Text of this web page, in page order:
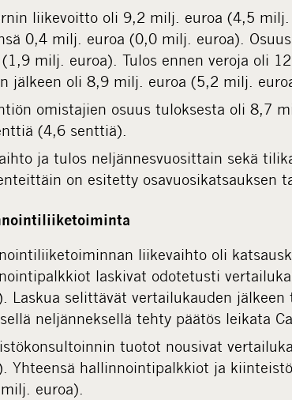
liikevoitto oli 9,2 milj. euroa (4,5
0,4 milj. euroa (0,0 milj. euroa).
(1,9 milj. euroa). Tulos ennen veroja oli
jälkeen oli 8,9 milj. euroa (5,2 milj.
omistajien osuus tuloksesta oli 8,7
(4,6 senttiä).
ja tulos neljännesvuosittain sekä
on esitetty osavuosikatsauksen
liikevaihto oli
laskivat odotetusti
Laskua selittävät vertailukauden
neljänneksellä tehty päätös leikata
tuotot nousivat
Yhteensä hallinnointipalkkiot ja
euroa).